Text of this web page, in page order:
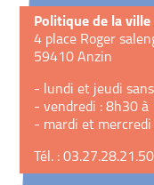
Politique de la
4 place Roger
59410 Anzin
- lundi et jeudi
- vendredi : 8h30
- mardi et
Tél. : 03.27.28.21.50